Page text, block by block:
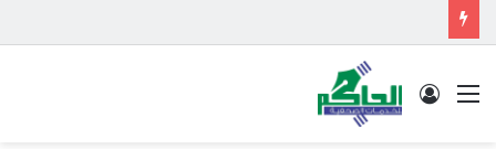
القائمة تسجيل الدخول